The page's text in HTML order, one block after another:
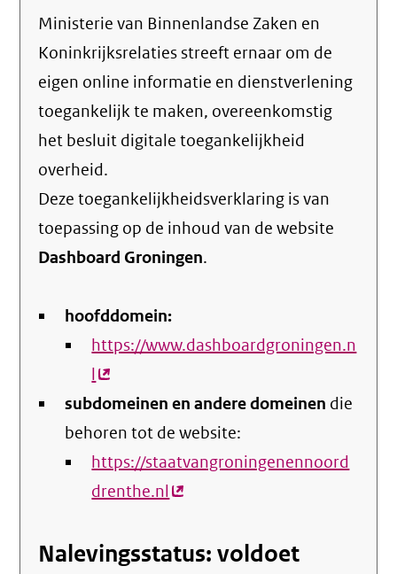
Ministerie van Binnenlandse Zaken en
Koninkrijksrelaties streeft ernaar om de
eigen online informatie en dienstverlening
toegankelijk te maken, overeenkomstig
het besluit digitale toegankelijkheid
overheid.
Deze toegankelijkheidsverklaring is van
toepassing op de inhoud van de website
Dashboard Groningen.
hoofddomein:
https://www.dashboardgroningen.n
l(externe
link)
subdomeinen en andere domeinen die
behoren tot de website:
https://staatvangroningenennoord
drenthe.nl(externe
Nalevingsstatus: voldoet